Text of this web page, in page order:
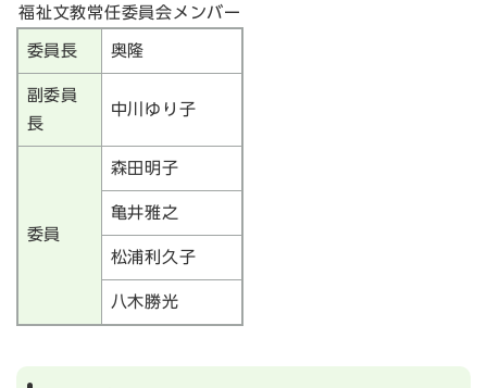
福祉文教常任委員会メンバー
委員長 奥隆
副委員
長
中川ゆり子
委員
森田明子
亀井雅之
松浦利久子
八木勝光